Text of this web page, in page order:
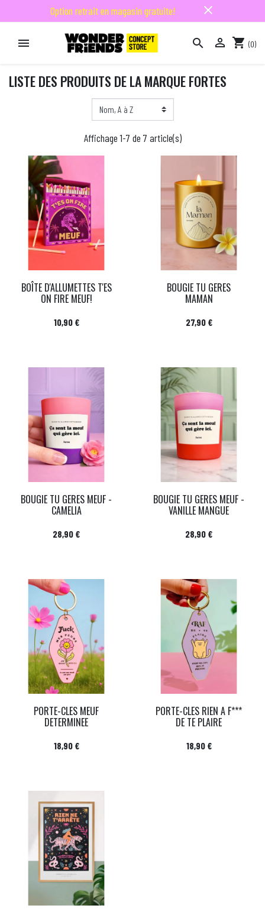
Option retrait en magasin gratuite! close
   shopping_cart (0)
LISTE DES PRODUITS DE LA MARQUE FORTES
Affichage 1-7 de 7 article(s)
BOÎTE D'ALLUMETTES T'ES
ON FIRE MEUF!
Prix
10,90 €
BOUGIE TU GERES
MAMAN
Prix
27,90 €
BOUGIE TU GERES MEUF -
CAMELIA
Prix
28,90 €
BOUGIE TU GERES MEUF -
VANILLE MANGUE
Prix
28,90 €
PORTE-CLES MEUF
DETERMINEE
Prix
18,90 €
PORTE-CLES RIEN A F***
DE TE PLAIRE
Prix
18,90 €